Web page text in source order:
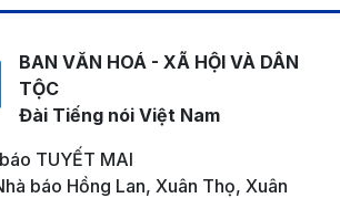
BAN VĂN HOÁ - XÃ HỘI VÀ DÂN
TỘC
Đài Tiếng nói Việt Nam
TUYẾT MAI
báo Hồng Lan, Xuân Thọ, Xuân